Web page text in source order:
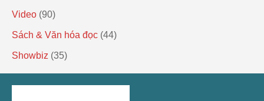
Video (90)
Sách & Văn hóa đọc (44)
Showbiz (35)